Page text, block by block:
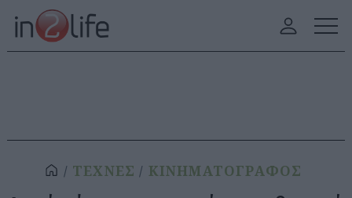
ΤΕΧΝΕΣ ΚΙΝΗΜΑΤΟΓΡΑΦΟΣ